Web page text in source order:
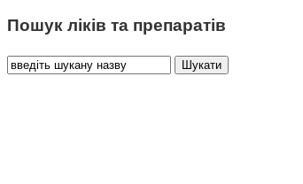
Пошук ліків та препаратів